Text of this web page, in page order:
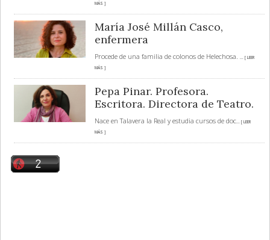
MÁS ]
María José Millán Casco,
enfermera
Procede de una familia de colonos de Helechosa. ... [ LEER
MÁS ]
Pepa Pinar. Profesora.
Escritora. Directora de Teatro.
Nace en Talavera la Real y estudia cursos de doc... [ LEER
MÁS ]